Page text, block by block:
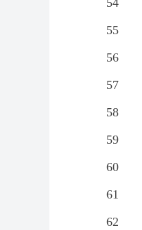
54
55
56
57
58
59
60
61
62